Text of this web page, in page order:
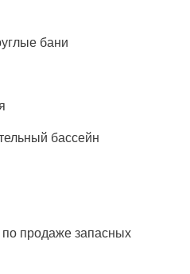
бани
бассейн
продаже запасных